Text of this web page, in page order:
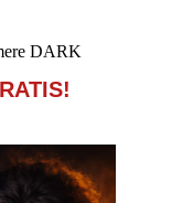
DARK